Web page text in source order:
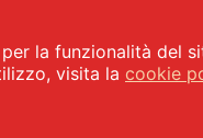
Specialità Alimentari - PIVA:
la funzionalità del
visita la cookie